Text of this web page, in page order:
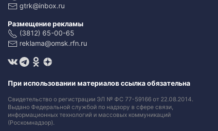
gtrk@inbox.ru
Размещение рекламы
(3812) 65-00-65
reklama@omsk.rfn.ru
При использовании материалов ссылка обязательна
Свидетельство о регистрации ЭЛ № ФС 77-59166 от 22.08.2014.
Выдано Федеральной службой по надзору в сфере связи,
информационных технологий и массовых коммуникаций
(Роскомнадзор).